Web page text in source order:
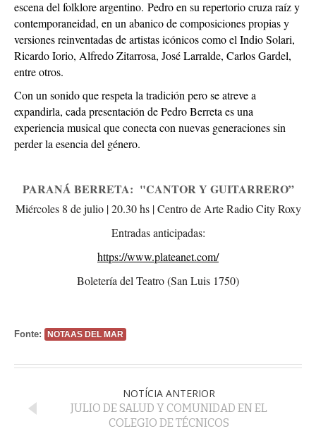
escena del folklore argentino. Pedro en su repertorio cruza raíz y
contemporaneidad, en un abanico de composiciones propias y
versiones reinventadas de artistas icónicos como el Indio Solari,
Ricardo Iorio, Alfredo Zitarrosa, José Larralde, Carlos Gardel,
entre otros.
Con un sonido que respeta la tradición pero se atreve a
expandirla, cada presentación de Pedro Berreta es una
experiencia musical que conecta con nuevas generaciones sin
perder la esencia del género.
PARANÁ BERRETA:  "CANTOR Y GUITARRERO”
Miércoles 8 de julio | 20.30 hs | Centro de Arte Radio City Roxy
Entradas anticipadas:
https://www.plateanet.com/
Boletería del Teatro (San Luis 1750)
Fonte: NOTAAS DEL MAR
NOTÍCIA ANTERIOR
JULIO DE SALUD Y COMUNIDAD EN EL
COLEGIO DE TÉCNICOS